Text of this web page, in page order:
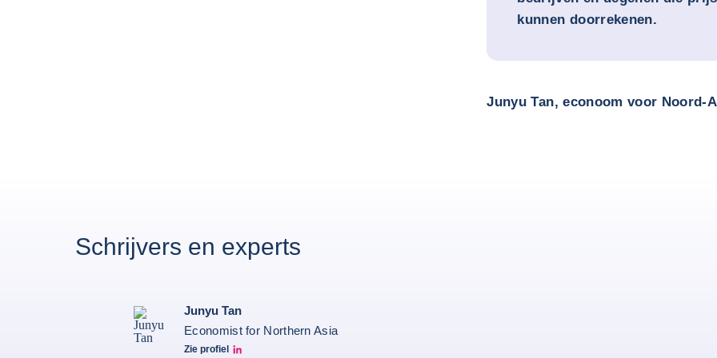
kunnen doorrekenen.
Junyu Tan, econoom voor Noord-
Schrijvers en experts
Junyu Tan
Economist for Northern Asia
Zie profiel
Junyu Tan Linkedin Profile